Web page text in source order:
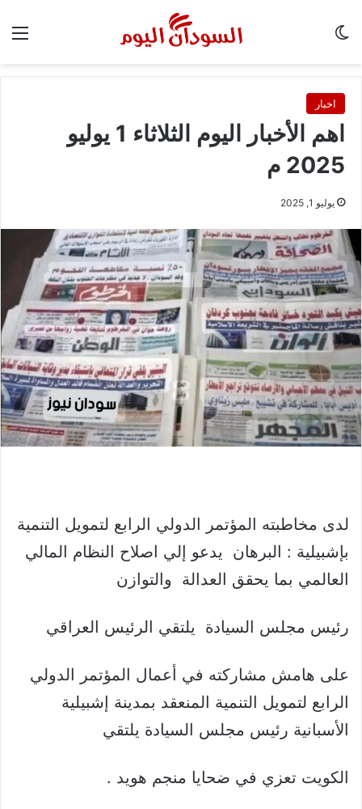
اخبار
اهم الأخبار اليوم الثلاثاء 1 يوليو
2025 م
يوليو 1, 2025
لدى مخاطبته المؤتمر الدولي الرابع لتمويل التنمية
بإشبيلية : البرهان يدعو إلي اصلاح النظام المالي
العالمي بما يحقق العدالة والتوازن
رئيس مجلس السيادة يلتقي الرئيس العراقي
على هامش مشاركته في أعمال المؤتمر الدولي
الرابع لتمويل التنمية المنعقد بمدينة إشبيلية
الأسبانية رئيس مجلس السيادة يلتقي
الكويت تعزي في ضحايا منجم هويد .